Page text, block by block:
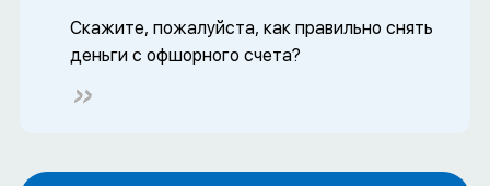
Скажите, пожалуйста, как правильно снять
деньги с офшорного счета?